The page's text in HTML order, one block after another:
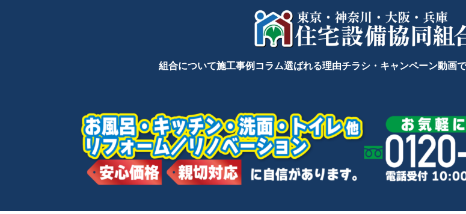
組合について施工事例 コラム選ばれる理由チラシ・キャンペーン動画